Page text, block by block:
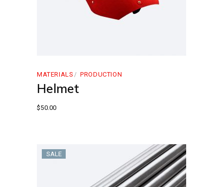
MATERIALS PRODUCTION
Helmet
$50.00
SALE